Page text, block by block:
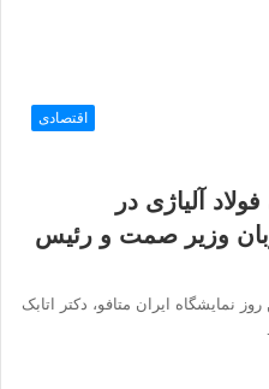
اقتصادی
آلیاژی در
وزیر صمت و رئیس
نمایشگاه ایران متافو، دکتر اتابک